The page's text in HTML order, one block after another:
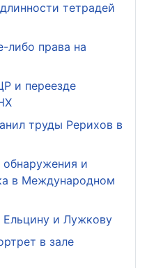
тетрадей
либо права на
и переезде
труды Рерихов в
и
в Международном
и Лужкову
в зале